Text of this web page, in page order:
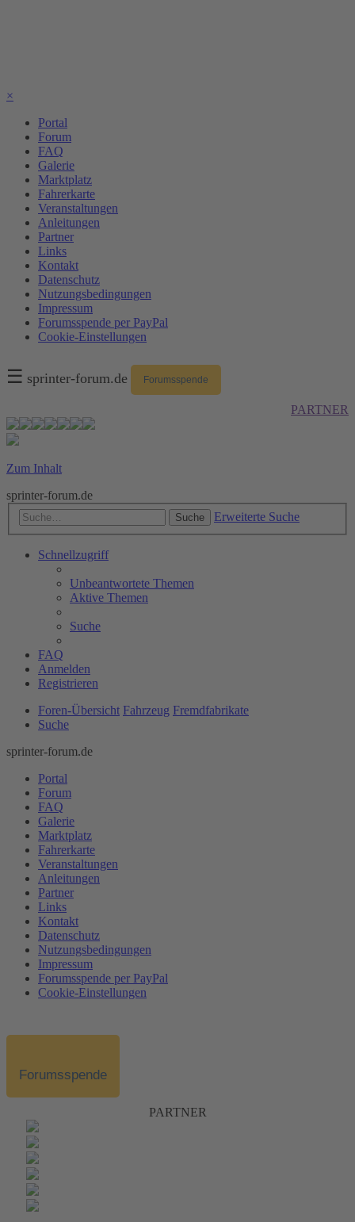
×
Portal
Forum
FAQ
Galerie
Marktplatz
Fahrerkarte
Veranstaltungen
Anleitungen
Partner
Links
Kontakt
Datenschutz
Nutzungsbedingungen
Impressum
Forumsspende per PayPal
Cookie-Einstellungen
☰ sprinter-forum.de Forumsspende
PARTNER
Zum Inhalt
sprinter-forum.de
Suche Erweiterte Suche
Schnellzugriff
Unbeantwortete Themen
Aktive Themen
Suche
FAQ
Anmelden
Registrieren
Foren-Übersicht Fahrzeug Fremdfabrikate
Suche
sprinter-forum.de
Portal
Forum
FAQ
Galerie
Marktplatz
Fahrerkarte
Veranstaltungen
Anleitungen
Partner
Links
Kontakt
Datenschutz
Nutzungsbedingungen
Impressum
Forumsspende per PayPal
Cookie-Einstellungen
Forumsspende
PARTNER